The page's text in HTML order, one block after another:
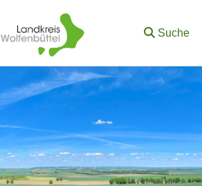
Zum Hauptinhalt springen
Suche